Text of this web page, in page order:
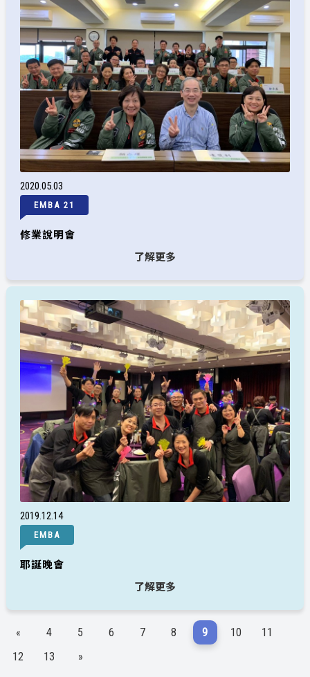
2020 0503
EMBA 21
修業說明會
了解更多
2019 1214
EMBA
耶誕晚會
了解更多
« 4 5 6 7 8 9 10
11
12
13 »